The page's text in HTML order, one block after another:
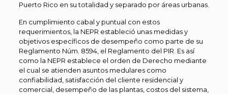
Puerto Rico en su totalidad y separado por áreas urbanas.
En cumplimiento cabal y puntual con estos
requerimientos, la NEPR estableció unas medidas y
objetivos específicos de desempeño como parte de su
Reglamento Núm. 8594, el Reglamento del PIR. Es así
como la NEPR establece el orden de Derecho mediante
el cual se atienden asuntos medulares como
confiabilidad, satisfacción del cliente residencial y
comercial, desempeño de las plantas, costos del sistema,